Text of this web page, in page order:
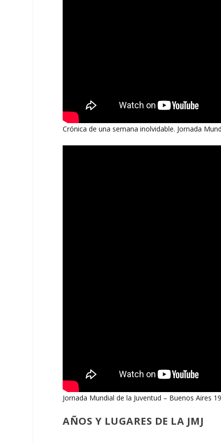
Crónica de una semana inolvidable. Jornada
Jornada Mundial de la Juventud – Buenos Aires
AÑOS Y LUGARES DE LA JMJ